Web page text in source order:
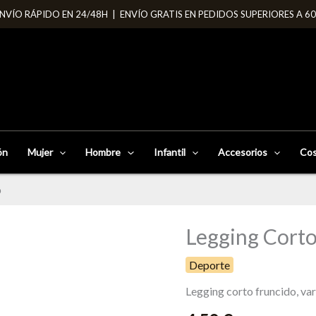
RÁPIDO EN 24/48H | ENVÍO GRATIS EN PEDIDOS SUPERIORES A
Mujer Hombre Infantil Accesorios
Legging
Deporte
Legging corto fruncido,
Legging
corto
fruncido
cantidad